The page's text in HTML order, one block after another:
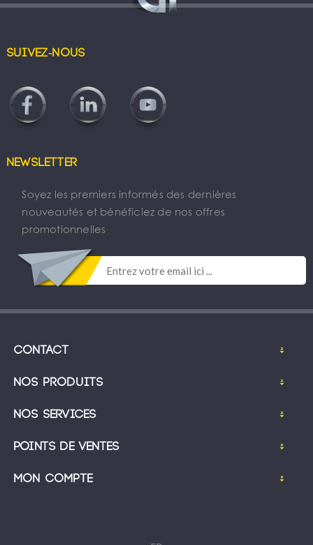
Suivez-nous
Newsletter
Soyez les premiers informés des dernières
nouveautés et bénéficiez de nos offres
promotionnelles
Contact
Nos produits
Nos services
Points de ventes
Mon compte